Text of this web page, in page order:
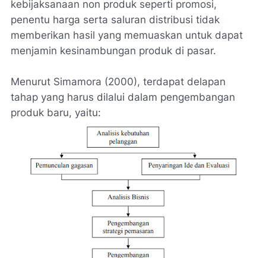
kebijaksanaan non produk seperti promosi,
penentu harga serta saluran distribusi tidak
memberikan hasil yang memuaskan untuk dapat
menjamin kesinambungan produk di pasar.
Menurut Simamora (2000), terdapat delapan
tahap yang harus dilalui dalam pengembangan
produk baru, yaitu: